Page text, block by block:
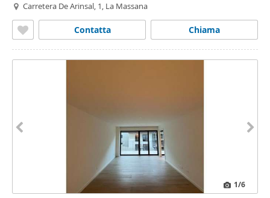
Carretera De Arinsal, 1, La Massana
Chiama
Contatta
1/6